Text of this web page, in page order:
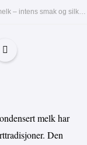
melk har
Den